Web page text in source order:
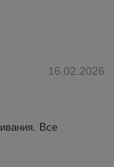
16.02.2026
Все